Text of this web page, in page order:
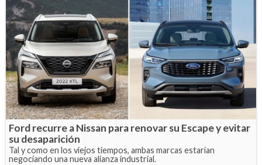
Ford recurre a Nissan para renovar su Escape y evitar
su desaparición
Tal y como en los viejos tiempos, ambas marcas estarían
negociando una nueva alianza industrial.